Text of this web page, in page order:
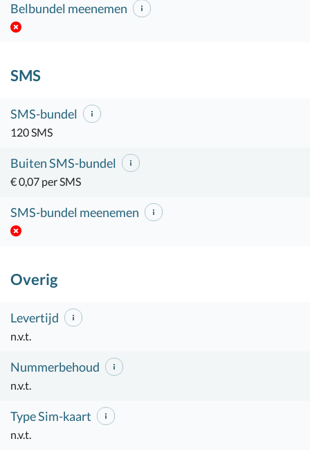
Belbundel meenemen
SMS
SMS-bundel
120 SMS
Buiten SMS-bundel
€ 0,07 per SMS
SMS-bundel meenemen
Overig
Levertijd
n.v.t.
Nummerbehoud
n.v.t.
Type Sim-kaart
n.v.t.